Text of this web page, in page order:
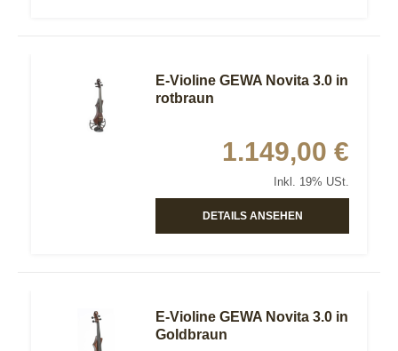
E-Violine GEWA Novita 3.0 in
rotbraun
1.149,00 €
Inkl. 19% USt.
DETAILS ANSEHEN
E-Violine GEWA Novita 3.0 in
Goldbraun